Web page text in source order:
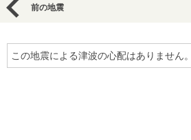
前の地震
この地震による津波の心配はありません。